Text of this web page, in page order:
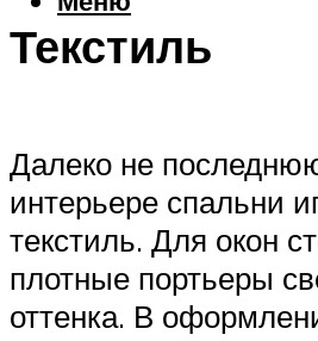
Текстиль
Далеко не
интерьере спальни
текстиль. Для окон
плотные портьеры
оттенка. В